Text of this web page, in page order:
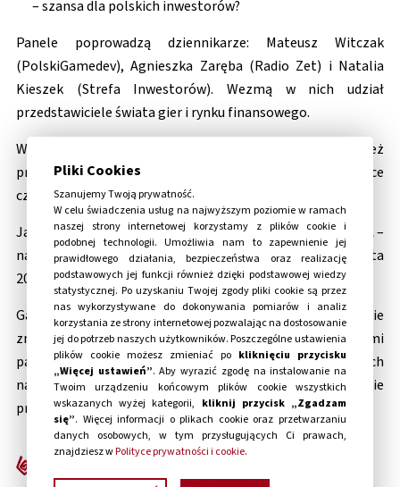
Pliki Cookies
Szanujemy Twoją prywatność.
W celu świadczenia usług na najwyższym poziomie w ramach
naszej strony internetowej korzystamy z plików cookie i
podobnej technologii. Umożliwia nam to zapewnienie jej
prawidłowego działania, bezpieczeństwa oraz realizację
podstawowych jej funkcji również dzięki podstawowej wiedzy
statystycznej. Po uzyskaniu Twojej zgody pliki cookie są przez
nas wykorzystywane do dokonywania pomiarów i analiz
korzystania ze strony internetowej pozwalając na dostosowanie
jej do potrzeb naszych użytkowników. Poszczególne ustawienia
plików cookie możesz zmieniać po kliknięciu przycisku
„Więcej ustawień”. Aby wyrazić zgodę na instalowanie na
Twoim urządzeniu końcowym plików cookie wszystkich
wskazanych wyżej kategorii, kliknij przycisk „Zgadzam
się”. Więcej informacji o plikach cookie oraz przetwarzaniu
danych osobowych, w tym przysługujących Ci prawach,
znajdziesz wPolityce prywatności i cookie.
– szansa dla polskich inwestorów?
Panele poprowadzą dziennikarze: Mateusz Witczak
(PolskiGamedev), Agnieszka Zaręba (Radio Zet) i Natalia
Kieszek (Strefa Inwestorów). Wezmą w nich udział
przedstawiciele świata gier i rynku finansowego.
W ramach wydarzenia wygłoszone zostaną również
prelekcje takich firm jak m.in.: Microsoft, Try Evidence
czy Meta.
Jako główny sponsor wydarzenia – firma Bloober Team SA –
na rozpoczęcie eventu przedstawi swoją strategię na lata
2023-2027.
Games Invest Forum to unikalna szansa na nawiązanie
znaczących kontaktów biznesowych z potencjalnymi
partnerami i inwestorami, prezesami spółek notowanych
na Rynku Głównym, NewConnect a także tych całkowicie
prywatnych.